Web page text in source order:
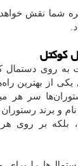
شما نقش
کوکتل
به روی دستمال
از بهترین
سر هر
و برند
بلکه بر روی هر